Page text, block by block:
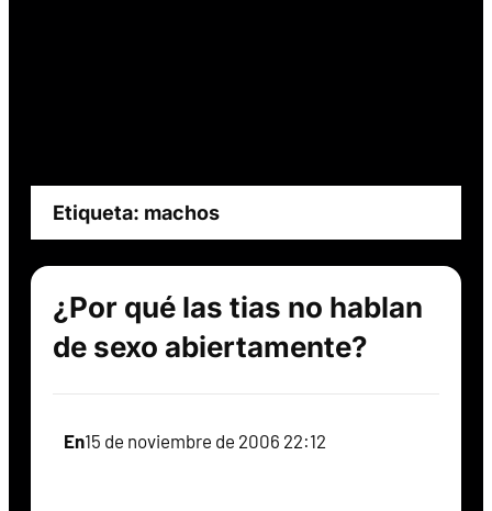
Etiqueta: machos
¿Por qué las tias no hablan
de sexo abiertamente?
En15 de noviembre de 2006 22:12